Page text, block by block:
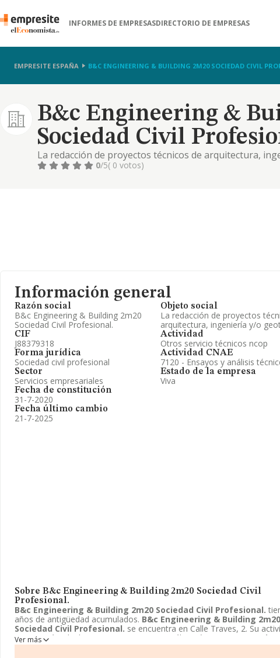
INFORMES DE EMPRESASDIRECTORIO DE EMPRESAS
EMPRESITE ESPAÑA B&C ENGINEERING & BUILDING 2M20 SOCIEDAD CIVIL
B&c Engineering &
Sociedad Civil
La redacción de proyectos técnicos de arquitectura,
0/5( 0 votos)
Información general
Razón social
B&c Engineering & Building 2m20
Sociedad Civil Profesional.
CIF
J88379318
Forma jurídica
Sociedad civil profesional
Sector
Servicios empresariales
Fecha de constitución
31-7-2020
Fecha último cambio
21-7-2025
Objeto social
La redacción de proyectos
arquitectura, ingeniería y/o
Actividad
Otros servicio técnicos ncop
Actividad CNAE
7120 - Ensayos y análisis
Estado de la empresa
Viva
Sobre B&c Engineering & Building 2m20 Sociedad Civil
Profesional.
B&c Engineering & Building 2m20 Sociedad Civil Profesional.
años de antigüedad acumulados. B&c Engineering & Building 2m20
Sociedad Civil Profesional. se encuentra en Calle Traves, 2. Su
CNAE está incluida en 7120 - Ensayos y análisis técnicos.
B&c
& Building 2m20 Sociedad Civil Profesional.está registrada como
Ver más